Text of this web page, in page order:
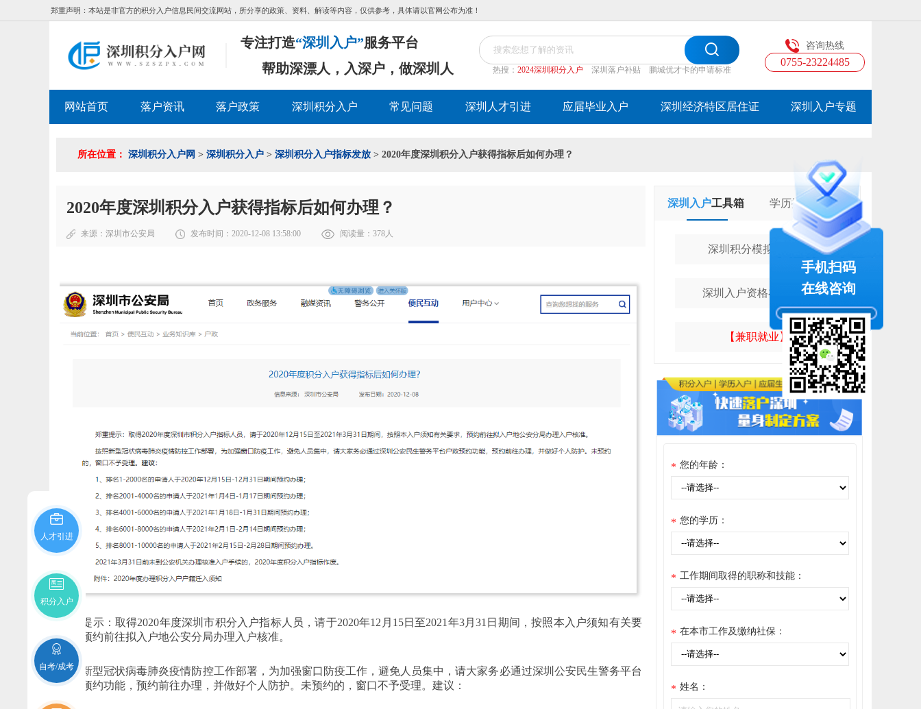
郑重声明：本站是非官方的积分入户信息民间交流网站，所分享的政策、资料、解读等内容，仅供参考，具体请以官网公布为准！
专注打造“深圳入户”服务平台
帮助深漂人，入深户，做深圳人
热搜： 2024深圳积分入户 深圳落户补贴 鹏城优才卡的申请标准
咨询热线
0755-23224485
网站首页 落户资讯 落户政策 深圳积分入户 常见问题 深圳人才引进 应届毕业入户 深圳经济特区居住证 深圳入户专题
所在位置： 深圳积分入户网 > 深圳积分入户 > 深圳积分入户指标发放 > 2020年度深圳积分入户获得指标后如何办理？
2020年度深圳积分入户获得指标后如何办理？
来源：深圳市公安局 发布时间：2020-12-08 13:58:00 阅读量：378人
郑重提示：取得2020年度深圳市积分入户指标人员，请于2020年12月15日至2021年3月31日期间，按照本入户须知有关要
求，预约前往拟入户地公安分局办理入户核准。
按照新型冠状病毒肺炎疫情防控工作部署，为加强窗口防疫工作，避免人员集中，请大家务必通过深圳公安民生警务平台
户政预约功能，预约前往办理，并做好个人防护。未预约的，窗口不予受理。建议：
深圳入户工具箱 学历提升工具箱
深圳积分模拟计算器
深圳入户资格在线测评
【兼职就业】
* 您的年龄：
* 您的学历：
* 工作期间取得的职称和技能：
* 在本市工作及缴纳社保：
* 姓名：
人才引进
积分入户
自考/成考
手机扫码
在线咨询